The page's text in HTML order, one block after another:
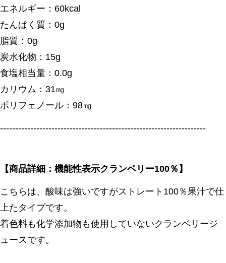
エネルギー：60kcal
たんぱく質：0g
脂質：0g
炭水化物：15g
食塩相当量：0.0g
カリウム：31㎎
ポリフェノール：98㎎
--------------------------------------------------------------------
【商品詳細：機能性表示クランベリー100％】
こちらは、酸味は強いですがストレート100％果汁で仕
上たタイプです。
着色料も化学添加物も使用していないクランベリージ
ュースです。